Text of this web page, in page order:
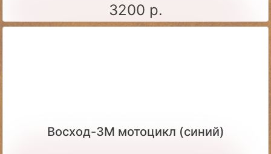
3200 р.
Восход-3М мотоцикл (синий)